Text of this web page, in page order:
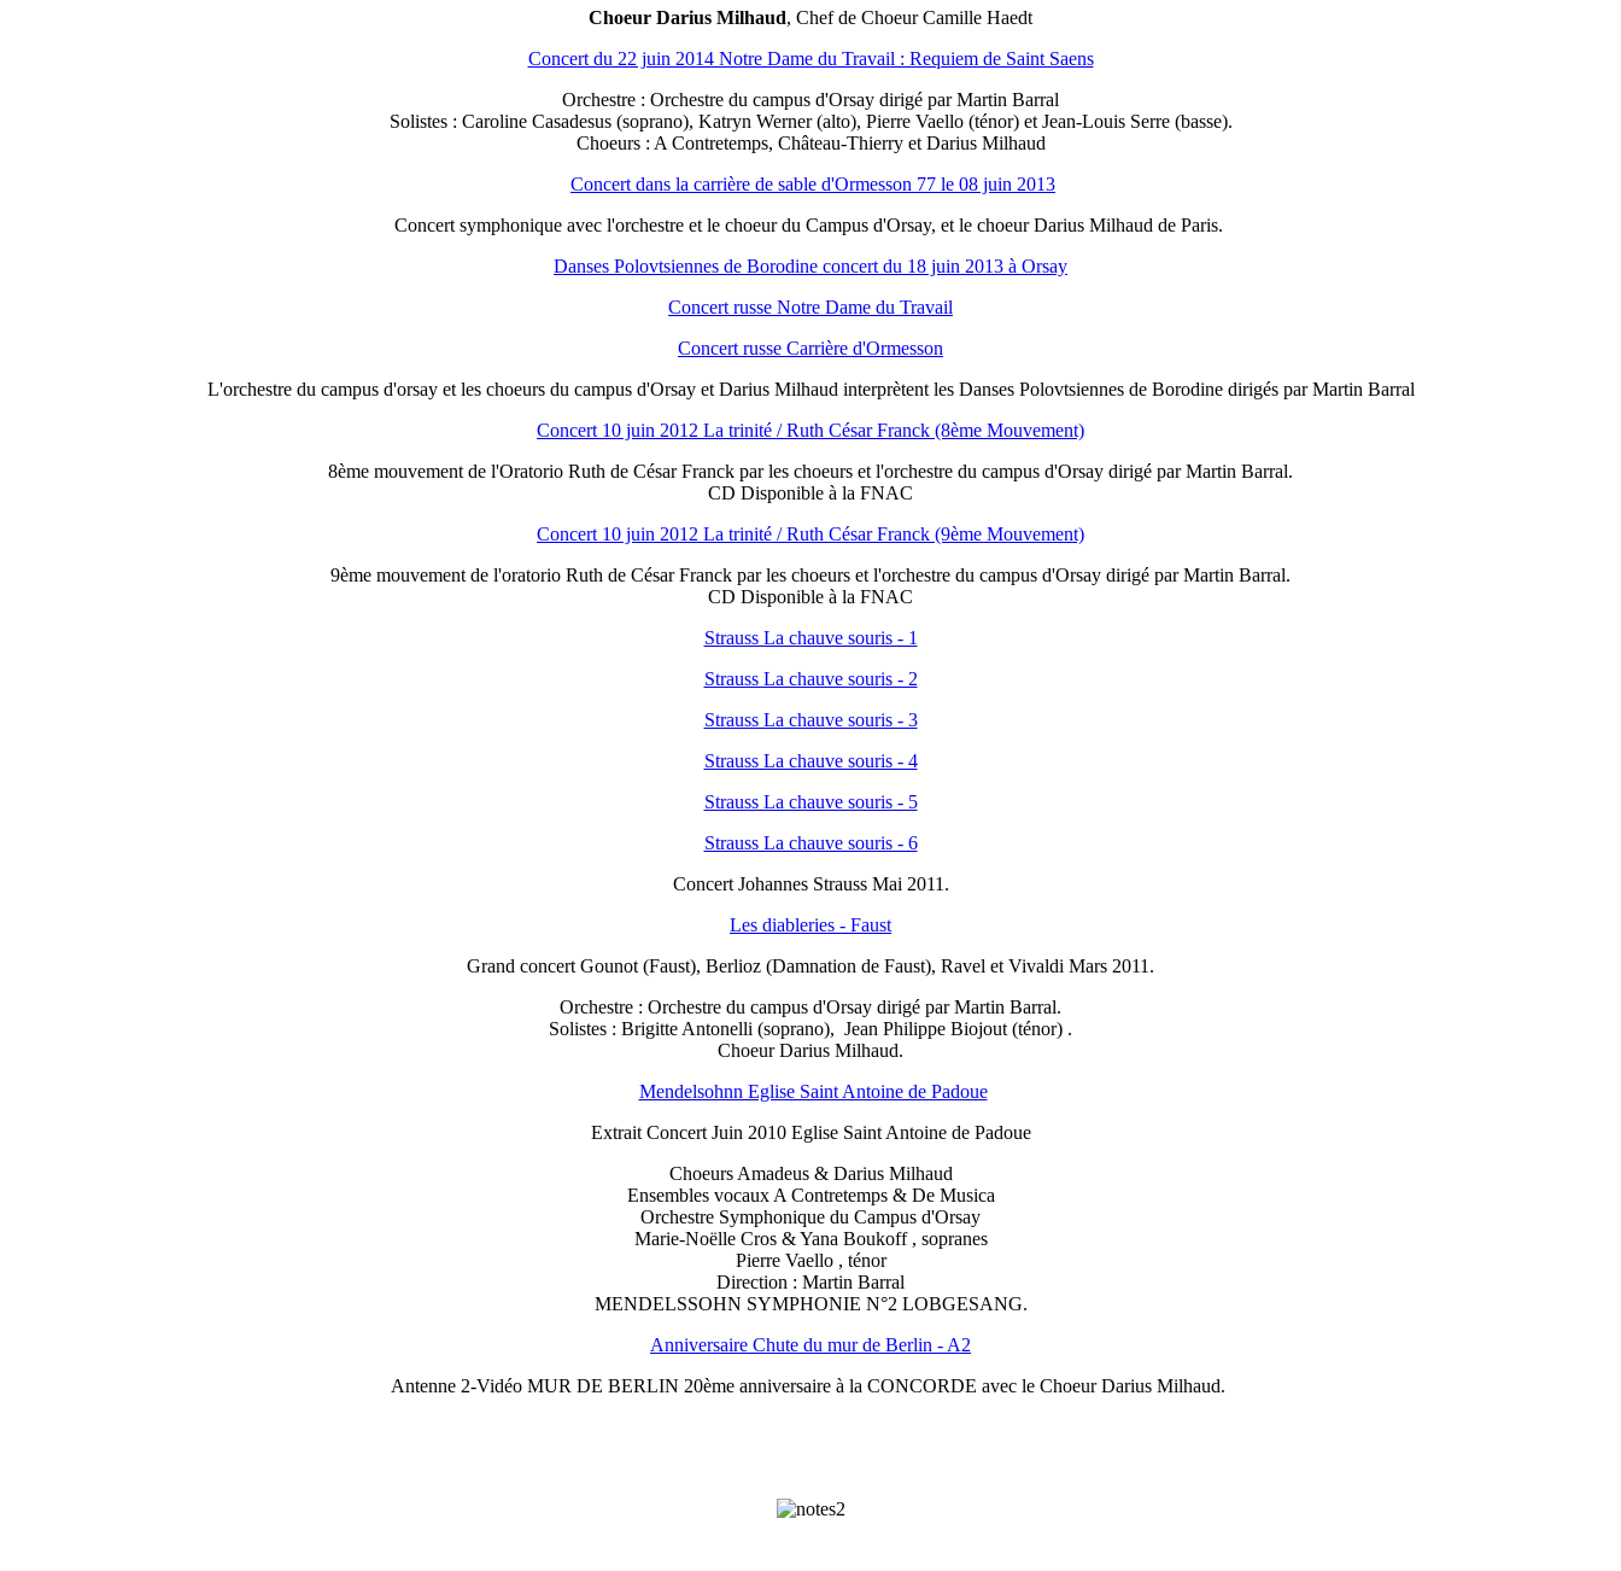
Choeur Darius Milhaud, Chef de Choeur Camille Haedt
Concert du 22 juin 2014 Notre Dame du Travail : Requiem de Saint Saens
Orchestre : Orchestre du campus d'Orsay dirigé par Martin Barral
Solistes : Caroline Casadesus (soprano), Katryn Werner (alto), Pierre Vaello (ténor) et Jean-Louis Serre (basse).
Choeurs : A Contretemps, Château-Thierry et Darius Milhaud
Concert dans la carrière de sable d'Ormesson 77 le 08 juin 2013
Concert symphonique avec l'orchestre et le choeur du Campus d'Orsay, et le choeur Darius Milhaud de Paris.
Danses Polovtsiennes de Borodine concert du 18 juin 2013 à Orsay
Concert russe Notre Dame du Travail
Concert russe Carrière d'Ormesson
L'orchestre du campus d'orsay et les choeurs du campus d'Orsay et Darius Milhaud interprètent les Danses Polovtsiennes de Borodine dirigés par Martin Barral
Concert 10 juin 2012 La trinité / Ruth César Franck (8ème Mouvement)
8ème mouvement de l'Oratorio Ruth de César Franck par les choeurs et l'orchestre du campus d'Orsay dirigé par Martin Barral.
CD Disponible à la FNAC
Concert 10 juin 2012 La trinité / Ruth César Franck (9ème Mouvement)
9ème mouvement de l'oratorio Ruth de César Franck par les choeurs et l'orchestre du campus d'Orsay dirigé par Martin Barral.
CD Disponible à la FNAC
Strauss La chauve souris - 1
Strauss La chauve souris - 2
Strauss La chauve souris - 3
Strauss La chauve souris - 4
Strauss La chauve souris - 5
Strauss La chauve souris - 6
Concert Johannes Strauss Mai 2011.
Les diableries - Faust
Grand concert Gounot (Faust), Berlioz (Damnation de Faust), Ravel et Vivaldi Mars 2011.
Orchestre : Orchestre du campus d'Orsay dirigé par Martin Barral.
Solistes : Brigitte Antonelli (soprano), Jean Philippe Biojout (ténor) .
Choeur Darius Milhaud.
Mendelsohnn Eglise Saint Antoine de Padoue
Extrait Concert Juin 2010 Eglise Saint Antoine de Padoue
Choeurs Amadeus & Darius Milhaud
Ensembles vocaux A Contretemps & De Musica
Orchestre Symphonique du Campus d'Orsay
Marie-Noëlle Cros & Yana Boukoff , sopranes
Pierre Vaello , ténor
Direction : Martin Barral
MENDELSSOHN SYMPHONIE N°2 LOBGESANG.
Anniversaire Chute du mur de Berlin - A2
Antenne 2-Vidéo MUR DE BERLIN 20ème anniversaire à la CONCORDE avec le Choeur Darius Milhaud.